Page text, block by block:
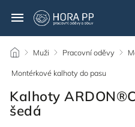
/ Muži / Pracovní oděvy /
Montérkové kalhoty do pasu
Kalhoty
šedá